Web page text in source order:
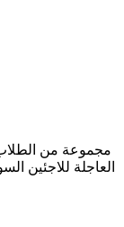
مجموعة من
العاجلة للاجئين